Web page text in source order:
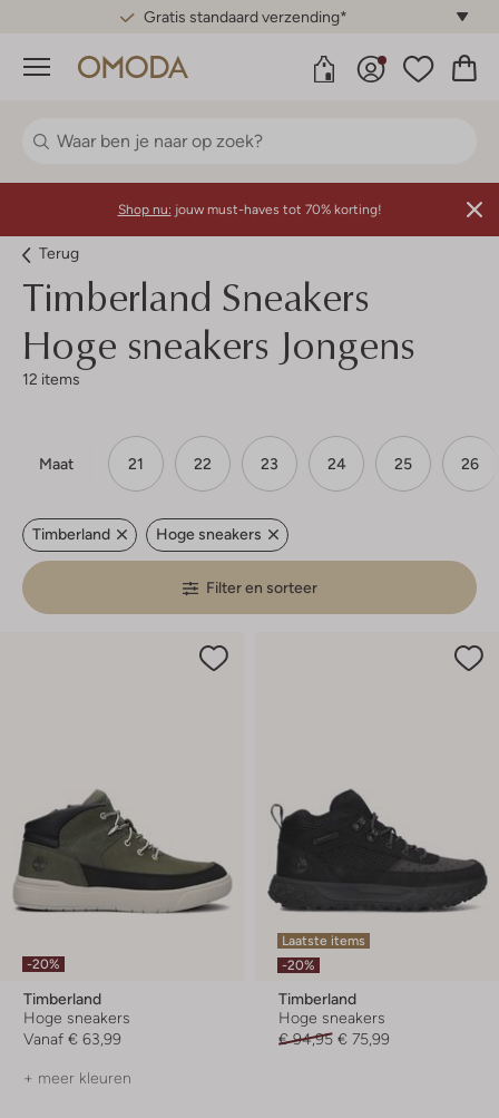
Gratis standaard verzending*
Menu
Shop nu: jouw must-haves tot 70% korting!
Terug
Timberland Sneakers
Hoge sneakers Jongens
12 items
Maat 21 22 23 24 25 26
Timberland Hoge sneakers
Filter en sorteer
-20%
Timberland
Hoge sneakers
Vanaf € 63,99
+ meer kleuren
Laatste items
-20%
Timberland
Hoge sneakers
€ 94,95 € 75,99